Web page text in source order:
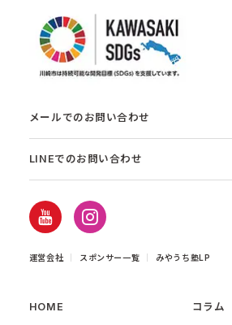
メールでのお問い合わせ
LINEでのお問い合わせ
運営会社 スポンサー一覧 みやうち塾LP
HOME コラム